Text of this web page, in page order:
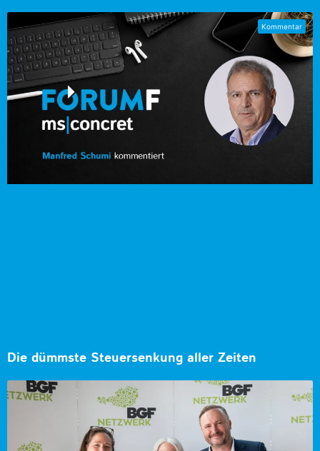
Die dümmste Steuersenkung aller Zeiten